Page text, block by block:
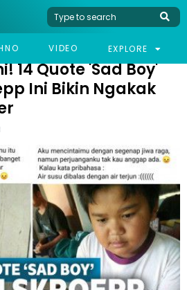
VIDEO EXPLORE
DINI! 14 QUOTE 'SAD BOY' ALA FAHRI SKROEPP INI
14 Quote 'Sad Boy'
Ini Bikin Ngakak